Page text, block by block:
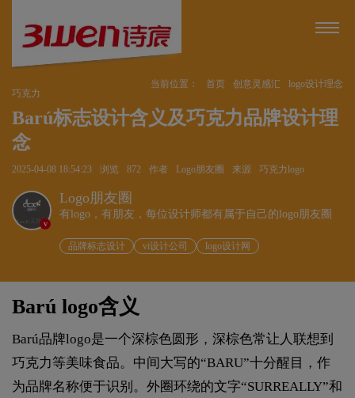
当前位置： 首页 创意灵感汇
logo设计理念
巧克力
Barú标志设计含义及巧克力品牌设计理
念
2025-04-08 18:54:23 浏览 872 作者 Logo朋友圈 来源 巧克力logo
v
Logo朋友圈
有logo，有朋友，每位设计师都有属于自己的logo朋友圈
品牌标志设计 vi设计公司 logo设计网
Barú logo含义
Barú品牌logo是一个深棕色圆形，深棕色常让人联想到
巧克力等美味食品。中间大写的“BARU”十分醒目，作
为品牌名称便于识别。外圈环绕的文字“SURREALLY”和